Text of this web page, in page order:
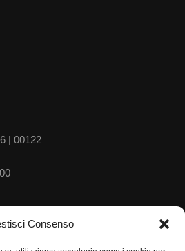
Consenso
| 00122